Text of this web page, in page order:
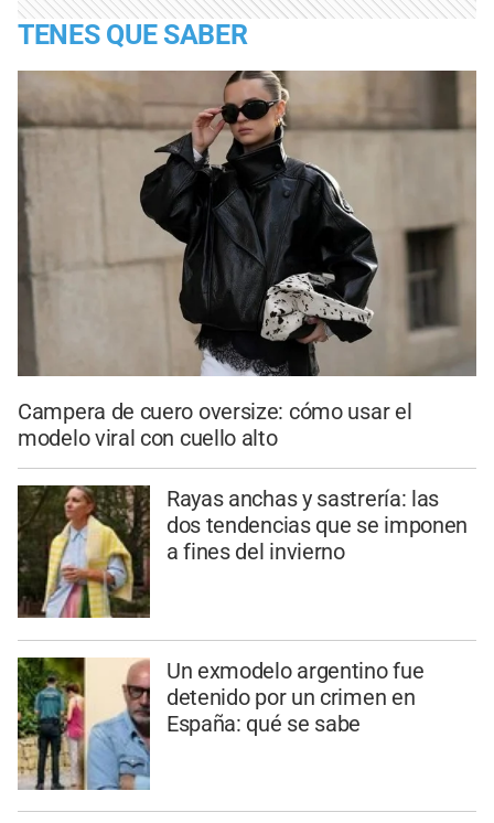
TENES QUE SABER
Campera de cuero oversize: cómo usar el
modelo viral con cuello alto
Rayas anchas y sastrería: las
dos tendencias que se imponen
a fines del invierno
Un exmodelo argentino fue
detenido por un crimen en
España: qué se sabe